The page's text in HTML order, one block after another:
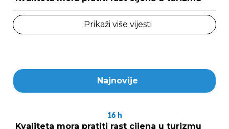
Prikaži više vijesti
Najnovije
16 h
Kvaliteta mora pratiti rast cijena u turizmu